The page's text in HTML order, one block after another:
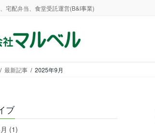
宅配弁当、食堂受託運営(B&I事業)
最新記事 2025年9月
ブ
(1)